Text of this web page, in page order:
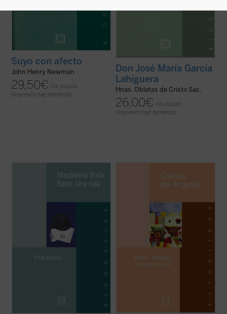
Suyo con afecto
John Henry Newman
29,50€ IVA incluido
(Impresión bajo demanda)
Don José María García
Lahiguera
Hnas. Oblatas de Cristo Sac.
26,00€
IVA incluido
(Impresión bajo demanda)
Revolución francesa, Magdalena Sofía
Barat se implicó en la recuperación y
Sociedad del Sagrado Corazón en 1800 y
tensiones dentro del islam conducen hacia
el integrismo más violento, Argelia es el
paradigma del terrorismo islámico. En
una comunidad minoritaria vive otra ...(ver